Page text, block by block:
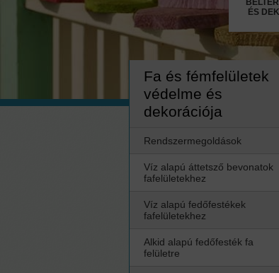
ÉS
Fa és fémfelületek
védelme és
dekorációja
Rendszermegoldások
Víz alapú áttetsző bevonatok
fafelületekhez
Víz alapú fedőfestékek
fafelületekhez
Alkid alapú fedőfesték fa
felületre